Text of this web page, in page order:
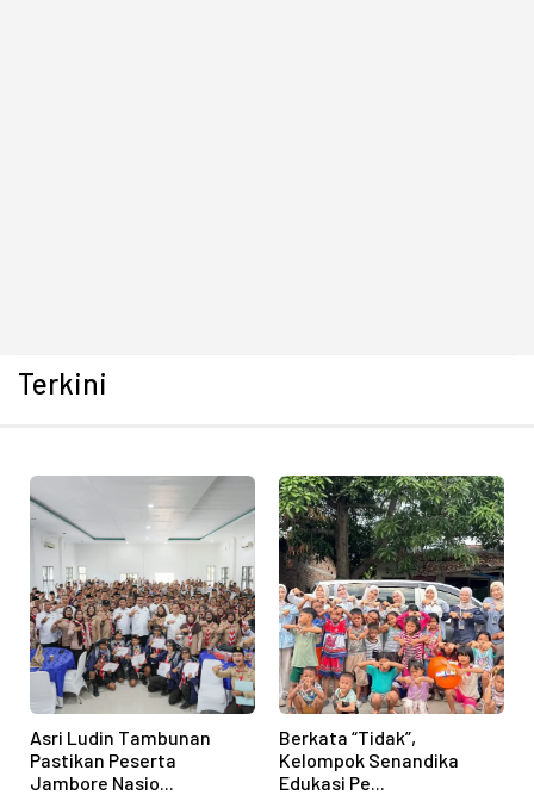
Terkini
Asri Ludin Tambunan
Pastikan Peserta
Jambore Nasio...
Berkata “Tidak”,
Kelompok Senandika
Edukasi Pe...